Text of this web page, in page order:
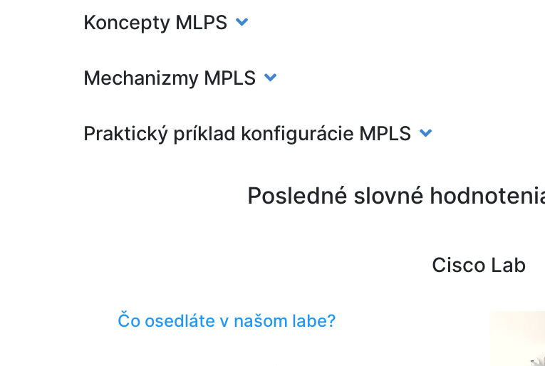
Koncepty MLPS
Mechanizmy MPLS
Praktický príklad konfigurácie MPLS
Posledné slovné
Cisco Lab
Čo osedláte v našom labe?